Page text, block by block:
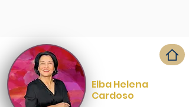
Elba Helena
Cardoso